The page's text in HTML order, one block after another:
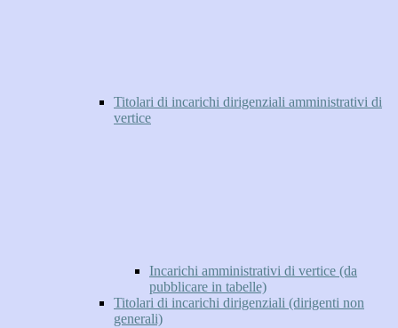
Titolari di incarichi dirigenziali amministrativi di
vertice
Incarichi amministrativi di vertice (da
pubblicare in tabelle)
Titolari di incarichi dirigenziali (dirigenti non
generali)